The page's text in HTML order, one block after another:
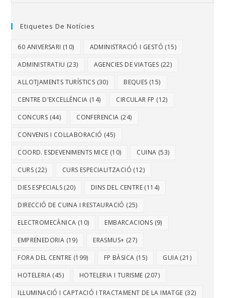
Etiquetes De Notícies
60 ANIVERSARI (10) ADMINISTRACIÓ I GESTÓ (15)
ADMINISTRATIU (23) AGENCIES DE VIATGES (22)
ALLOTJAMENTS TURÍSTICS (30) BEQUES (15)
CENTRE D'EXCEL·LÈNCIA (14) CIRCULAR FP (12)
CONCURS (44) CONFERENCIA (24)
CONVENIS I COL·LABORACIÓ (45)
COORD. ESDEVENIMENTS MICE (10) CUINA (53)
CURS (22) CURS ESPECIALITZACIÓ (12)
DIES ESPECIALS (20) DINS DEL CENTRE (114)
DIRECCIÓ DE CUINA I RESTAURACIÓ (25)
ELECTROMECÀNICA (10) EMBARCACIONS (9)
EMPRENEDORIA (19) ERASMUS+ (27)
FORA DEL CENTRE (199) FP BÀSICA (15) GUIA (21)
HOTELERIA (45) HOTELERIA I TURISME (207)
IL·LUMINACIÓ I CAPTACIÓ I TRACTAMENT DE LA IMATGE (32)